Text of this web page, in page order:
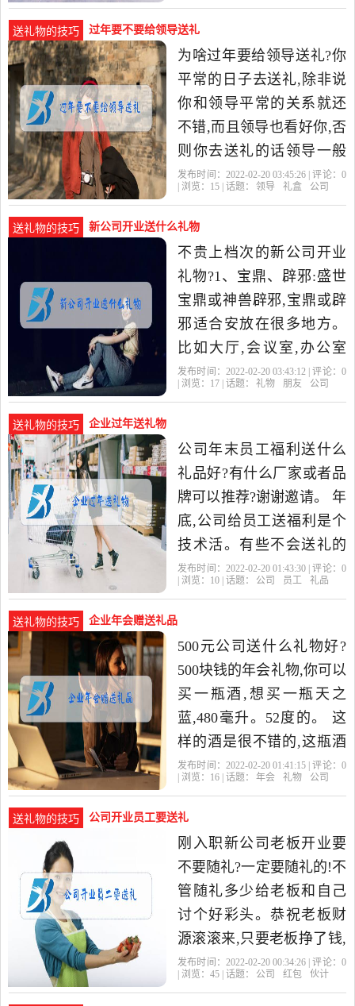
送礼物的技巧 过年要不要给领导送礼
为啥过年要给领导送礼?你
平常的日子去送礼,除非说
你和领导平常的关系就还
不错,而且领导也看好你,否
则你去送礼的话领导一般
情况下是不会收的,甚至有
发布时间：2022-02-20 03:45:26 | 评论： 0
| 浏览： 15 | 话题： 领导 礼盒 公司
送礼物的技巧 新公司开业送什么礼物
不贵上档次的新公司开业
礼物?1、宝鼎、辟邪:盛世
宝鼎或神兽辟邪,宝鼎或辟
邪适合安放在很多地方。
比如大厅,会议室,办公室
等。因为这样的礼品朋友
发布时间：2022-02-20 03:43:12 | 评论： 0
| 浏览： 17 | 话题： 礼物 朋友 公司
送礼物的技巧 企业过年送礼物
公司年末员工福利送什么
礼品好?有什么厂家或者品
牌可以推荐?谢谢邀请。 年
底,公司给员工送福利是个
技术活。有些不会送礼的
单位,反而会遭到员工的吐
发布时间：2022-02-20 01:43:30 | 评论： 0
| 浏览： 10 | 话题： 公司 员工 礼品
送礼物的技巧 企业年会赠送礼品
500元公司送什么礼物好?
500块钱的年会礼物,你可以
买一瓶酒,想买一瓶天之
蓝,480毫升。52度的。 这
样的酒是很不错的,这瓶酒
好像大概也就是500多块钱
发布时间：2022-02-20 01:41:15 | 评论： 0
| 浏览： 16 | 话题： 年会 礼物 公司
送礼物的技巧 公司开业员工要送礼
刚入职新公司老板开业要
不要随礼?一定要随礼的!不
管随礼多少给老板和自己
讨个好彩头。恭祝老板财
源滚滚来,只要老板挣了钱,
那自然你也会挣到钱的。
发布时间：2022-02-20 00:34:26 | 评论： 0
| 浏览： 45 | 话题： 公司 红包 伙计